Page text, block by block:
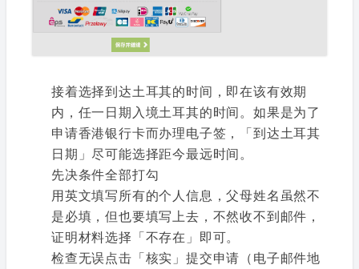
接着选择到达土耳其的时间，即在该有效期
内，任一日期入境土耳其的时间。如果是为了
申请香港银行卡而办理电子签，「到达土耳其
日期」尽可能选择距今最远时间。
先决条件全部打勾
用英文填写所有的个人信息，父母姓名虽然不
是必填，但也要填写上去，不然收不到邮件，
证明材料选择「不存在」即可。
检查无误点击「核实」提交申请（电子邮件地